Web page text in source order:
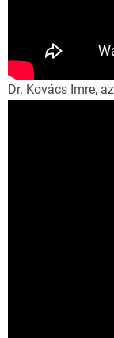
Dr. Kovács Imre,